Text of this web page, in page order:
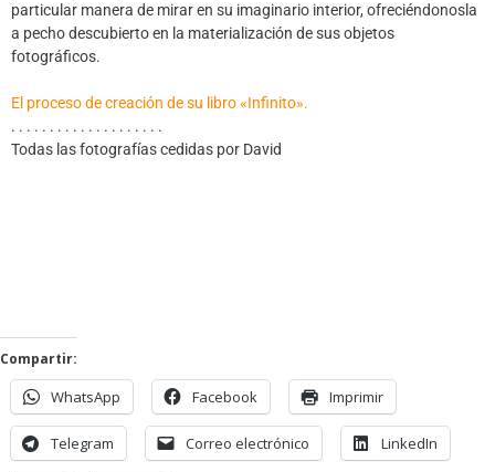
particular manera de mirar en su imaginario interior, ofreciéndonosla
a pecho descubierto en la materialización de sus objetos
fotográficos.
El proceso de creación de su libro «Infinito».
. . . . . . . . . . . . . . . . . . . .
Todas las fotografías cedidas por David
Compartir:
WhatsApp Facebook Imprimir
Telegram Correo electrónico LinkedIn